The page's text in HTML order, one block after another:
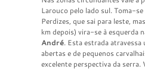
Larouco pelo lado sul. Toma-
Perdizes, que sai para leste,
km depois) vira-se à esquerda
André. Esta estrada atravessa
abertas e de pequenos
excelente perspectiva da serra.